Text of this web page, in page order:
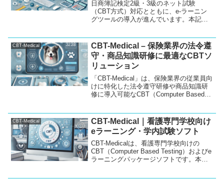
日商簿記検定2級・3級のネット試験
（CBT方式）対応とともに、e-ラーニン
グツールの導入が進んでいます。本記事
するCBTパッケージのメリットについて
ご紹介します。
CBT-Medical
CBT-Medical – 保険業界の法令遵
守・商品知識研修に最適なCBTソ
リューション
「CBT-Medical」は、保険業界の従業員向
けに特化した法令遵守研修や商品知識研
修に導入可能なCBT（Computer Based
や、スマートフォン対応の利便性が特徴
で、効率的かつ柔軟な社内研修の実現を
サポートします。
CBT-Medical
CBT-Medical｜看護専門学校向け
eラーニング・学内試験ソフト
CBT-Medicalは、看護専門学校向けの
CBT（Computer Based Testing）およびe
ラーニングパッケージソフトです。本ソ